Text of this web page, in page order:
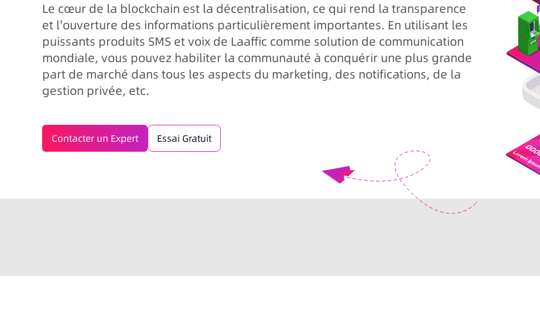
Le cœur de la blockchain est la décentralisation, ce qui rend la transparence
et l'ouverture des informations particulièrement importantes. En utilisant les
puissants produits SMS et voix de Laaffic comme solution de communication
mondiale, vous pouvez habiliter la communauté à conquérir une plus grande
part de marché dans tous les aspects du marketing, des notifications, de la
gestion privée, etc.
Contacter un Expert Essai Gratuit